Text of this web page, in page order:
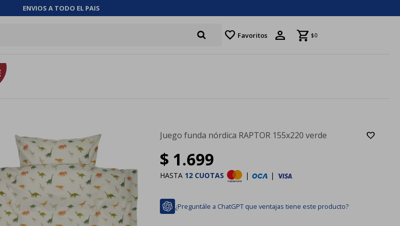
ENVIOS A TODO EL PAIS
favorite Favoritos $0
Juego funda nórdica RAPTOR 155x220 verde
$ 1.699
HASTA 12 CUOTAS | |
¿Preguntále a ChatGPT que ventajas tiene este producto?